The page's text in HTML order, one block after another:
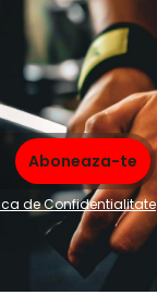
de Confidentialitate